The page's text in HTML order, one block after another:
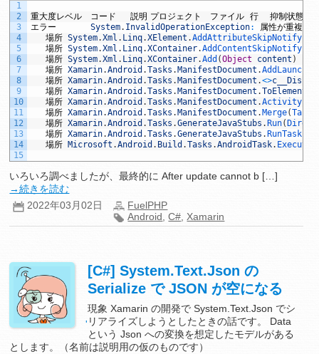
1
2
3
4
5
6
7
8
9
10
11
12
13
14
15
重大度レベル コード 説明 プロジェクト ファイル 行
抑制状態
エラー
System. InvalidOperationException:
属性が重複し
場所 System.Xml . Linq.XElement .AddAttributeSkipNotify
場所 System.Xml . Linq.XContainer.AddContentSkipNotify
場所 System.Xml . Linq.XContainer.Add (Object content )
場所 Xamarin.Android .Tasks . ManifestDocument .
場所 Xamarin.Android .Tasks . ManifestDocument .<>
場所 Xamarin.Android .Tasks . ManifestDocument .ToElement
場所 Xamarin.Android .Tasks . ManifestDocument .
場所 Xamarin.Android .Tasks . ManifestDocument . Merge(
場所 Xamarin.Android .Tasks .GenerateJavaStubs . Run(
場所 Xamarin.Android .Tasks .GenerateJavaStubs . RunTask
場所 Microsoft .Android . Build .Tasks .AndroidTask. Execute
いろいろ調べましたが、最終的に After update cannot b […]
→続きを読む
2022年03月02日
FuelPHP
Android ,C# Xamarin
'
[C#] System.Text.Json の
Serialize で JSON が空になる
現象 Xamarin の開発で System.Text.Json でシ
リアライズしようとしたときの話です。 Data
という Json への変換を想定したモデルがある
とします。（名前は説明用の仮のものです）